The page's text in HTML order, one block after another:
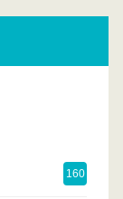
160